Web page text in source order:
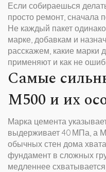
Если собираешься
просто ремонт, сначала
Не каждый пакет
марке, добавкам и
расскажем, какие марки
применяют и как не
Самые
М500 и их
Марка цемента
выдерживает 40 МПа, а
обычных стен дома
фундамент в сложных
медленнее